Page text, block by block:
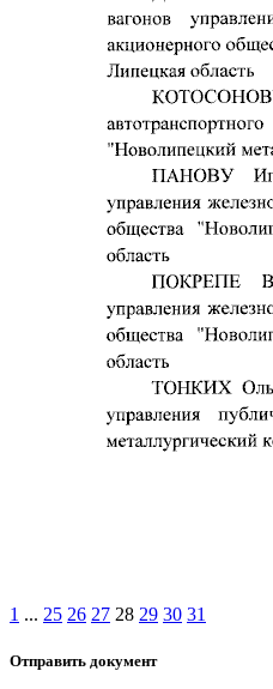
1 ... 25 26 27 28 29 30 31
Отправить документ